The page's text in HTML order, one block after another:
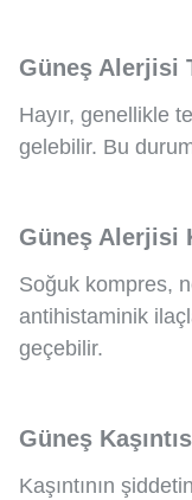
Güneş Alerjisi
Hayır, genellikle
gelebilir. Bu
Güneş Alerjisi
Soğuk kompres,
antihistaminik
geçebilir.
Güneş
Kaşıntının